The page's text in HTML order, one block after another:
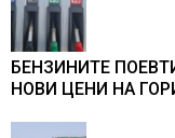
БЕНЗИНИТЕ
НОВИ ЦЕНИ НА